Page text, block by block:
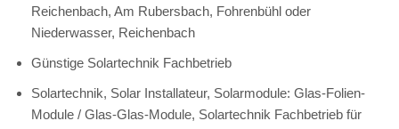
Reichenbach, Am Rubersbach, Fohrenbühl oder
Niederwasser, Reichenbach
Günstige Solartechnik Fachbetrieb
Solartechnik, Solar Installateur, Solarmodule: Glas-Folien-
Module / Glas-Glas-Module, Solartechnik Fachbetrieb für